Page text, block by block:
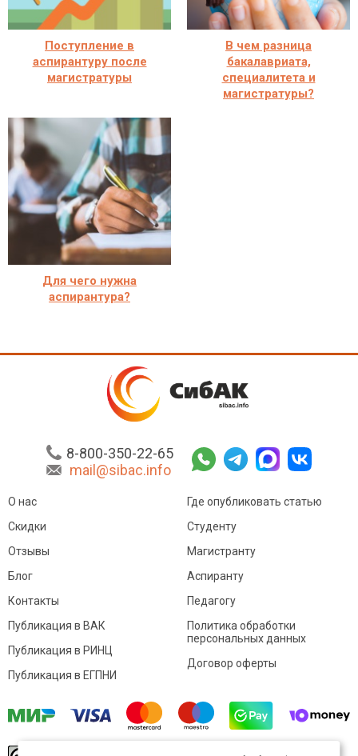
Поступление в
аспирантуру после
магистратуры
В чем разница
бакалавриата,
специалитета и
магистратуры?
Для чего нужна
аспирантура?
8-800-350-22-65
mail@sibac.info
О нас
Скидки
Отзывы
Блог
Контакты
Где опубликовать статью
Студенту
Магистранту
Аспиранту
Педагогу
Публикация в ВАК
Публикация в РИНЦ
Публикация в ЕГПНИ
Политика обработки
персональных данных
Договор оферты